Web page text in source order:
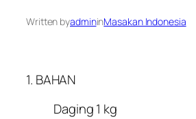
Written byadmininMasakan Indonesia
1. BAHAN
Daging 1 kg